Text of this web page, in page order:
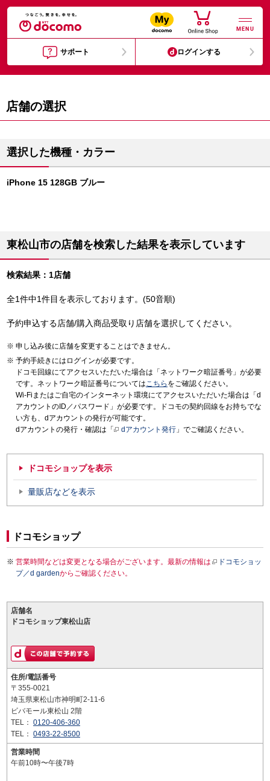
MENU
サポート ログインする
店舗の選択
選択した機種・カラー
iPhone 15 128GB ブルー
東松山市の店舗を検索した結果を表示しています
検索結果：1店舗
全1件中1件目を表示しております。(50音順)
予約申込する店舗/購入商品受取り店舗を選択してください。
申し込み後に店舗を変更することはできません。
予約手続きにはログインが必要です。
ドコモ回線にてアクセスいただいた場合は「ネットワーク暗証番号」が必要
です。ネットワーク暗証番号についてはこちら をご確認ください。
Wi-Fiまたはご自宅のインターネット環境にてアクセスいただいた場合は「d
アカウントのID／パスワード」が必要です。ドコモの契約回線をお持ちでな
い方も、dアカウントの発行が可能です。
dアカウントの発行・確認は「
dアカウント発行 」でご確認ください。
ドコモショップを表示
量販店などを表示
ドコモショップ
営業時間などは変更となる場合がございます。最新の情報は
ドコモショッ
プ／d gardenからご確認ください。
店舗名
ドコモショップ東松山店
住所/電話番号
〒355-0021
埼玉県東松山市神明町2-11-6
ビバモール東松山 2階
TEL： 0120-406-360
TEL： 0493-22-8500
営業時間
午前10時〜午後7時